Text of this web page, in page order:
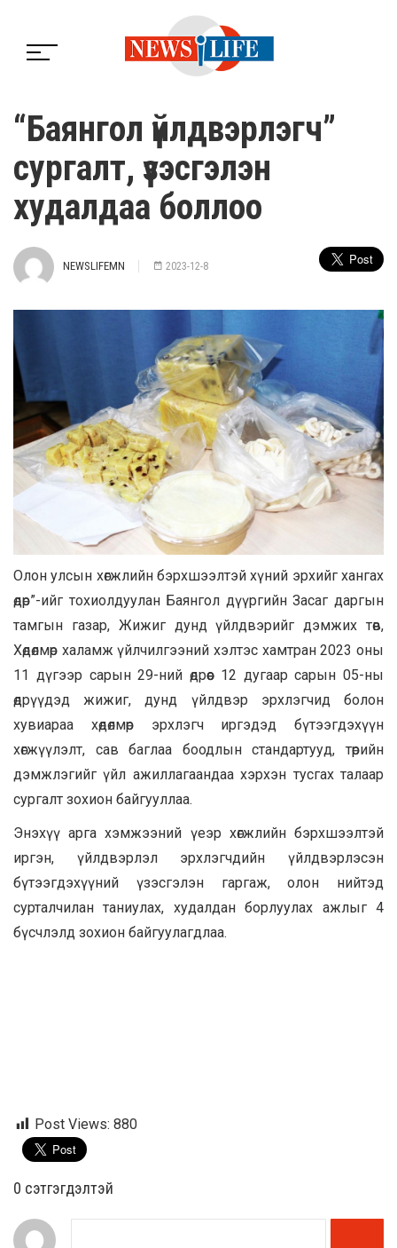
“Баянгол үйлдвэрлэгч”
сургалт, үзэсгэлэн
худалдаа боллоо
NEWSLIFEMN 2023-12-8
Олон улсын хөгжлийн бэрхшээлтэй хүний эрхийг хангах
өдөр”-ийг тохиолдуулан Баянгол дүүргийн Засаг даргын
тамгын газар, Жижиг дунд үйлдвэрийг дэмжих төв,
Хөдөлмөр халамж үйлчилгээний хэлтэс хамтран 2023 оны
11 дүгээр сарын 29-ний өдрөөс 12 дугаар сарын 05-ны
өдрүүдэд жижиг, дунд үйлдвэр эрхлэгчид болон
хувиараа хөдөлмөр эрхлэгч иргэдэд бүтээгдэхүүн
хөгжүүлэлт, сав баглаа боодлын стандартууд, төрийн
дэмжлэгийг үйл ажиллагаандаа хэрхэн тусгах талаар
сургалт зохион байгууллаа.
Энэхүү арга хэмжээний үеэр хөгжлийн бэрхшээлтэй
иргэн, үйлдвэрлэл эрхлэгчдийн үйлдвэрлэсэн
бүтээгдэхүүний үзэсгэлэн гаргаж, олон нийтэд
сурталчилан таниулах, худалдан борлуулах ажлыг 4
бүсчлэлд зохион байгуулагдлаа.
Post Views: 880
0 cэтгэгдэлтэй